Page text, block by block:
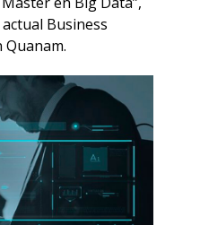
Business